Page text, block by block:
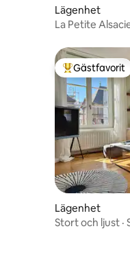
Lägenhet
La Petite
Populär
Gästfavorit
Lägenhet
Stort och ljust ·